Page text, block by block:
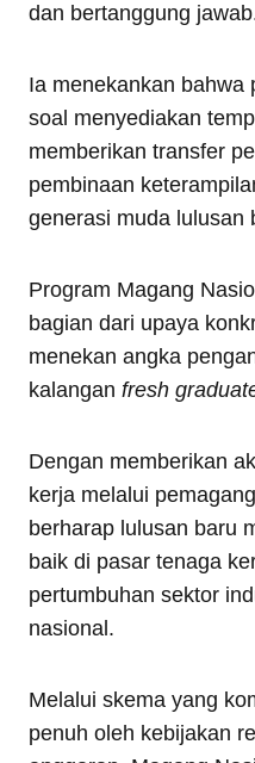
dan bertanggung
Ia menekankan bahwa
soal menyediakan
memberikan transfer
pembinaan
generasi muda lulusan
Program Magang
bagian dari upaya
menekan angka
kalangan fresh
Dengan memberikan
kerja melalui
berharap lulusan baru
baik di pasar tenaga
pertumbuhan sektor
nasional.
Melalui skema yang
penuh oleh kebijakan